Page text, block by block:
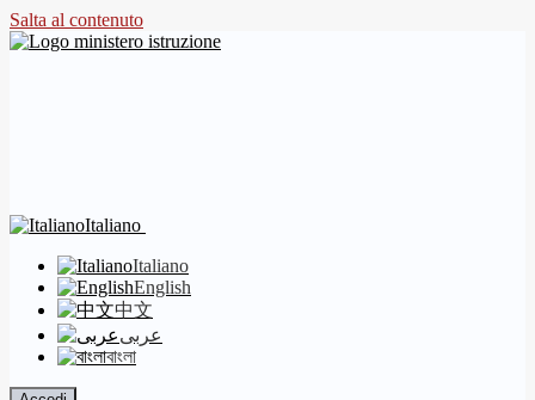
Salta al contenuto
Italiano
Italiano
English
中文
عربى
বাংলা